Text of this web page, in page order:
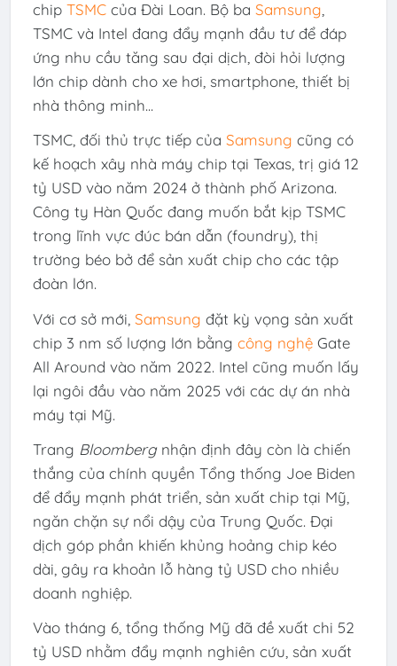
chip TSMCcủa Đài Loan. Bộ ba Samsung
TSMC và Intel đang đẩy mạnh đầu tư để đáp
ứng nhu cầu tăng sau đại dịch, đòi hỏi lượng
lớn chip dành cho xe hơi, smartphone, thiết bị
nhà thông minh...
TSMC, đối thủ trực tiếp của Samsung cũng có
kế hoạch xây nhà máy chip tại Texas, trị giá 12
tỷ USDvào năm 2024 ở thành phố Arizona.
Công ty Hàn Quốc đang muốn bắt kịp TSMC
trong lĩnh vực đúc bán dẫn (foundry), thị
trường béo bở để sản xuất chip cho các tập
đoàn lớn.
Với cơ sở mới, Samsung đặt kỳ vọng sản xuất
chip 3 nm số lượng lớn bằng công nghệGate
All Around vào năm 2022. Intel cũng muốn lấy
lại ngôi đầu vào năm 2025 với các dự án nhà
máy tại Mỹ.
Trang Bloombergnhận định đây còn là chiến
thắng của chính quyền Tổng thống Joe Biden
để đẩy mạnh phát triển, sản xuất chip tại Mỹ,
ngăn chặn sự nổi dậy của Trung Quốc. Đại
dịch góp phần khiến khủng hoảng chip kéo
dài, gây ra khoản lỗ hàng tỷ USD cho nhiều
doanh nghiệp.
Vào tháng 6, tổng thống Mỹ đã đề xuất chi 52
tỷ USDnhằm đẩy mạnh nghiên cứu, sản xuất